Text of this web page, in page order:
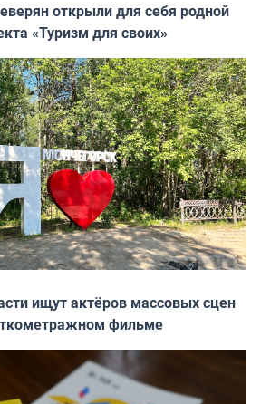
открыли для себя родной
«Туризм для своих»
ищут актёров массовых сцен
фильме